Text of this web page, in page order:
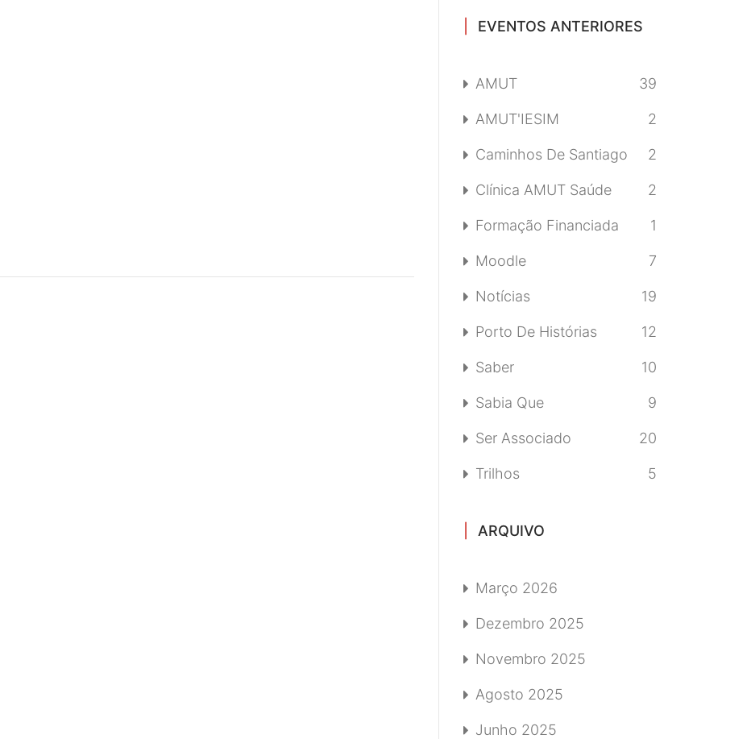
EVENTOS ANTERIORES
AMUT 39
AMUT'IESIM 2
Caminhos De Santiago 2
Clínica AMUT Saúde 2
Formação Financiada 1
Moodle 7
Notícias 19
Porto De Histórias 12
Saber 10
Sabia Que 9
Ser Associado 20
Trilhos 5
ARQUIVO
Março 2026
Dezembro 2025
Novembro 2025
Agosto 2025
Junho 2025